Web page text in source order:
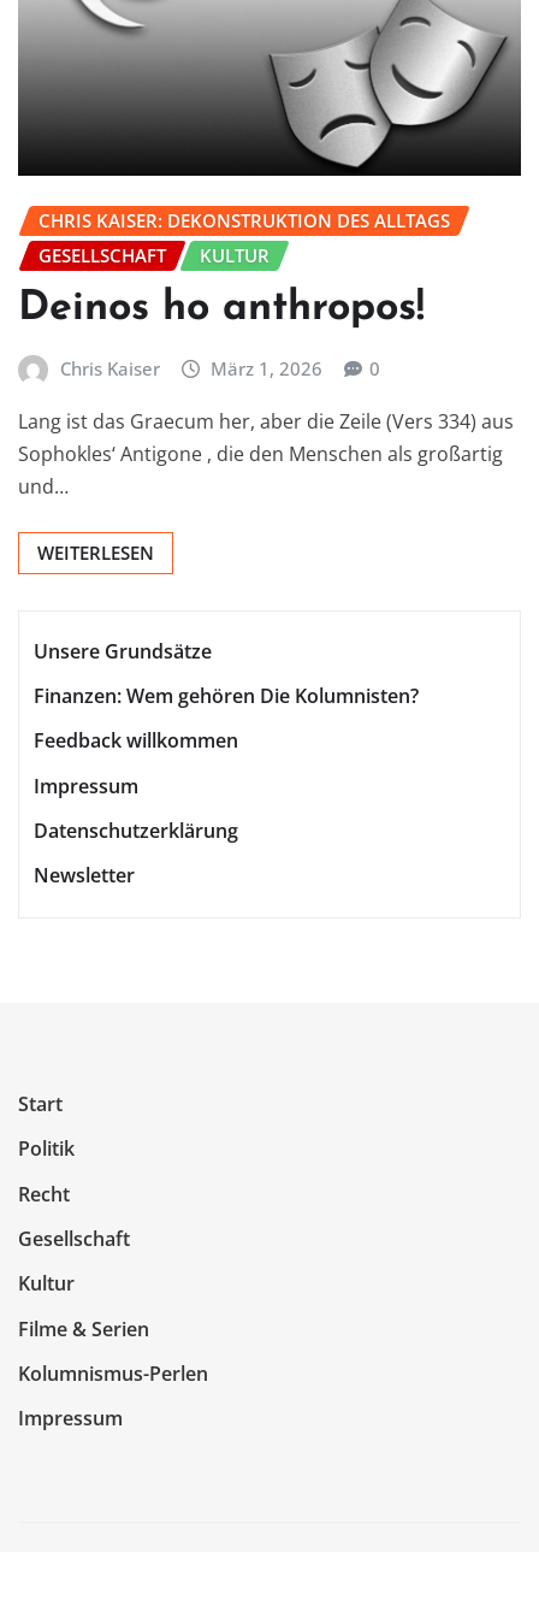
CHRIS KAISER: DEKONSTRUKTION DES ALLTAGS
GESELLSCHAFT
KULTUR
Deinos ho anthropos!
Chris Kaiser März 1, 2026 0
Lang ist das Graecum her, aber die Zeile (Vers 334) aus
Sophokles‘ Antigone , die den Menschen als großartig
und…
WEITERLESEN
Unsere Grundsätze
Finanzen: Wem gehören Die Kolumnisten?
Feedback willkommen
Impressum
Datenschutzerklärung
Newsletter
Start
Politik
Recht
Gesellschaft
Kultur
Filme & Serien
Kolumnismus-Perlen
Impressum